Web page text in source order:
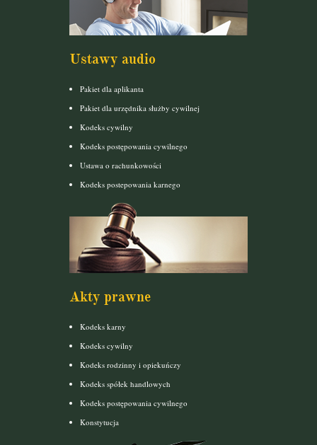
Ustawy audio
Pakiet dla aplikanta
Pakiet dla urzędnika służby cywilnej
Kodeks cywilny
Kodeks postępowania cywilnego
Ustawa o rachunkowości
Kodeks postepowania karnego
Akty prawne
Kodeks karny
Kodeks cywilny
Kodeks rodzinny i opiekuńczy
Kodeks spółek handlowych
Kodeks postępowania cywilnego
Konstytucja